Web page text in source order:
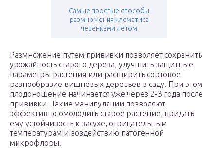
Самые простые способы
размножения клематиса
черенками летом
Размножение путем прививки позволяет сохранить
урожайность старого дерева, улучшить защитные
параметры растения или расширить сортовое
разнообразие вишнёвых деревьев в саду. При этом
плодоношение начинается уже через 2-3 года после
прививки. Такие манипуляции позволяют
эффективно омолодить старое растение, придать
ему устойчивость к засухе, отрицательным
температурам и воздействию патогенной
микрофлоры.